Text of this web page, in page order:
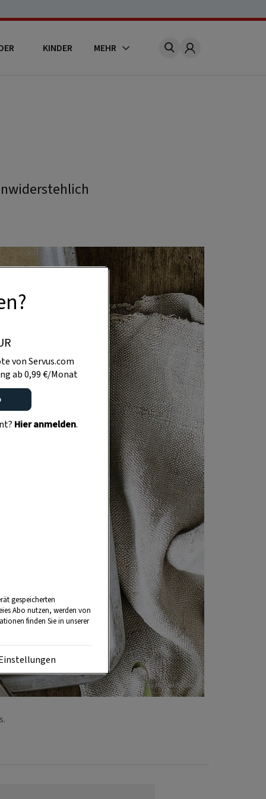
KINDER MEHR Account
Foto: Michaela Gabler
von Servus.com
ab 0,99 €/Monat
Hier anmelden.
gespeicherten
Abo nutzen, werden von
finden Sie in unserer